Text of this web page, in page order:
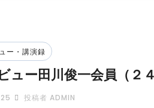
ー・講演録
ュー田川俊一会員（２
投稿者 ADMIN